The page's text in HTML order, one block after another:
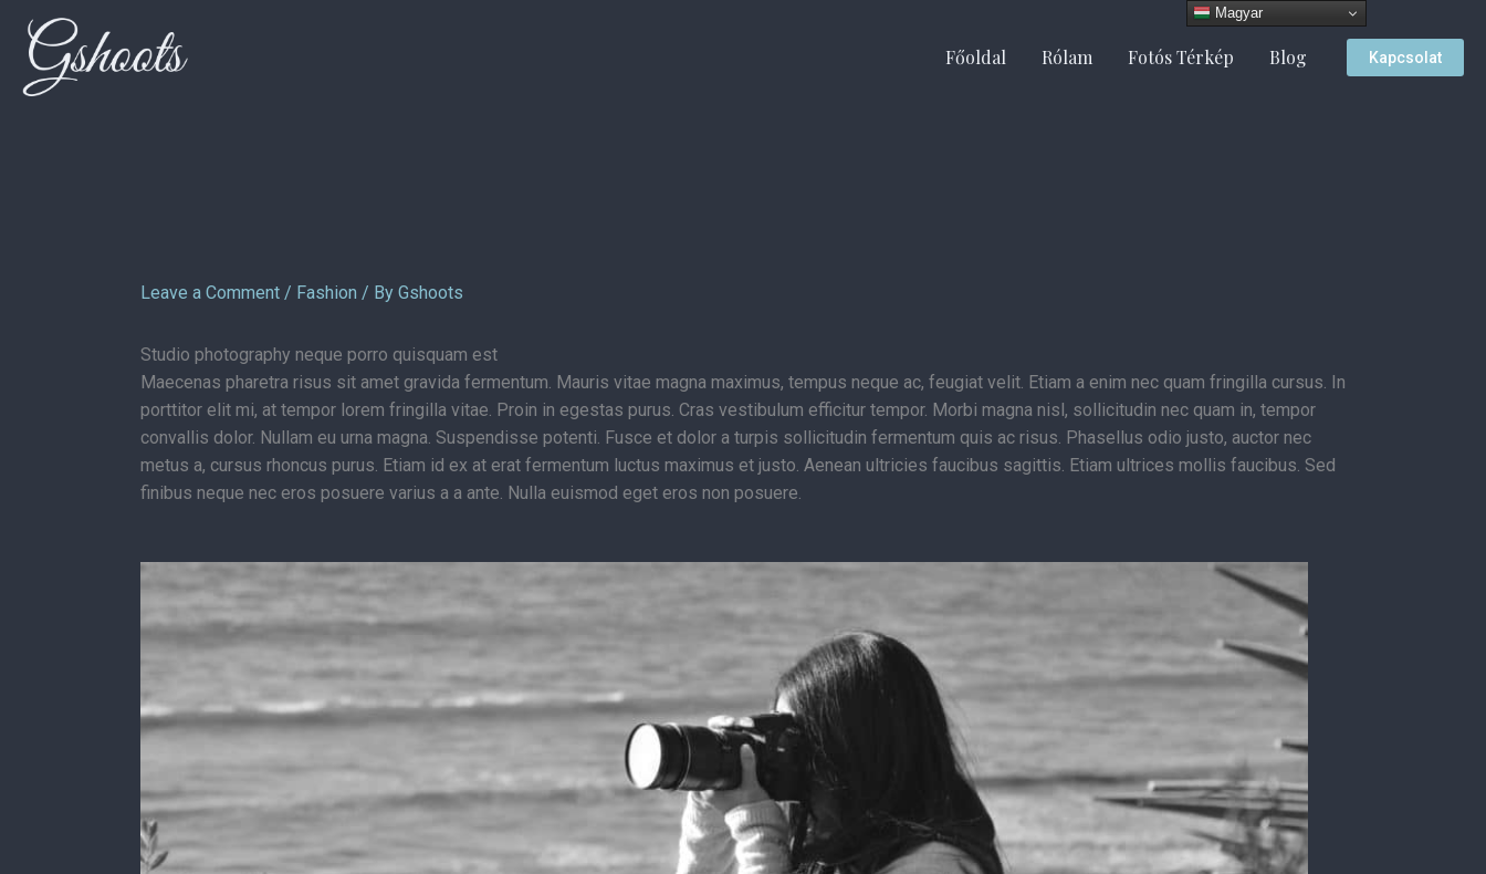
content
Főoldal Rólam Fotós Térkép Blog Kapcsolat
Leave a Comment / Fashion / By Gshoots
Studio photography neque porro quisquam est
Maecenas pharetra risus sit amet gravida fermentum. Mauris vitae magna maximus, tempus neque ac, feugiat velit. Etiam a enim nec quam fringilla cursus. In
porttitor elit mi, at tempor lorem fringilla vitae. Proin in egestas purus. Cras vestibulum efficitur tempor. Morbi magna nisl, sollicitudin nec quam in, tempor
convallis dolor. Nullam eu urna magna. Suspendisse potenti. Fusce et dolor a turpis sollicitudin fermentum quis ac risus. Phasellus odio justo, auctor nec
metus a, cursus rhoncus purus. Etiam id ex at erat fermentum luctus maximus et justo. Aenean ultricies faucibus sagittis. Etiam ultrices mollis faucibus. Sed
finibus neque nec eros posuere varius a a ante. Nulla euismod eget eros non posuere.
Magyar